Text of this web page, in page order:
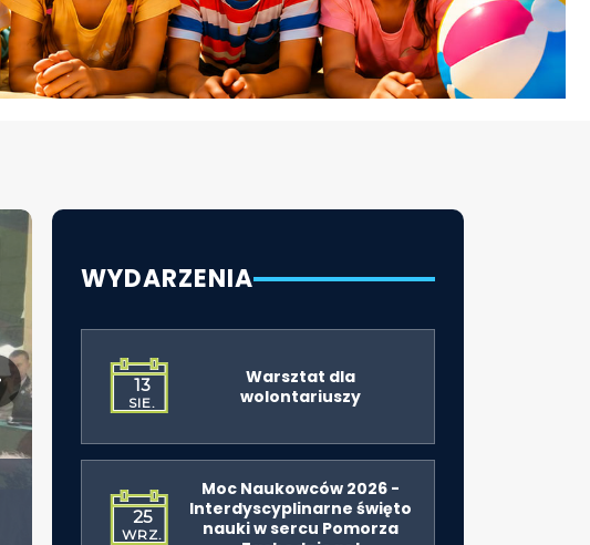
WYDARZENIA
13
SIE.
Warsztat dla
wolontariuszy
25
WRZ.
Moc Naukowców 2026 -
Interdyscyplinarne święto
nauki w sercu Pomorza